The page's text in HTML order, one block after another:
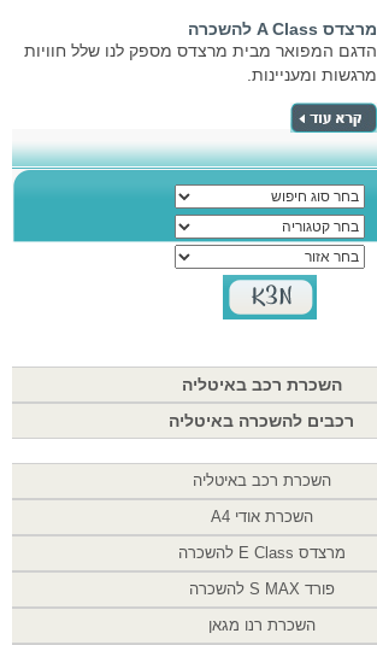
מרצדס A Class להשכרה
הדגם המפואר מבית מרצדס מספק לנו שלל חוויות
מרגשות ומעניינות.
השכרת רכב באיטליה
רכבים להשכרה באיטליה
השכרת רכב באיטליה
השכרת אודי A4
מרצדס E Class להשכרה
פורד S MAX להשכרה
השכרת רנו מגאן